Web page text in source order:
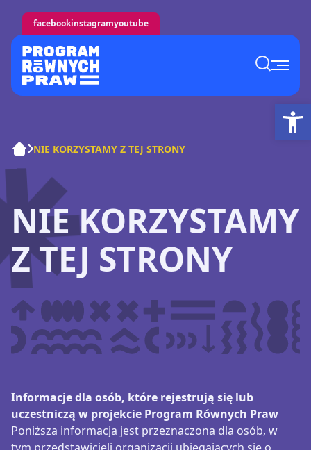
facebookinstagramyoutube
NIE KORZYSTAMY Z TEJ STRONY
NIE KORZYSTAMY
Z TEJ STRONY
Informacje dla osób, które rejestrują się lub
uczestniczą w projekcie Program Równych Praw
Poniższa informacja jest przeznaczona dla osób, w